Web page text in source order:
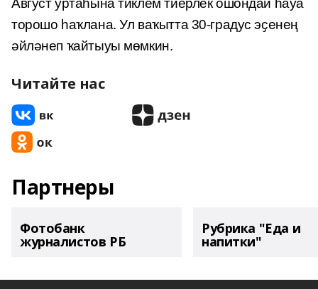
Август уртаһына тиклем тиерлек ошондай һауа
торошо һаҡлана. Ул ваҡытта 30-градус эҫенең
әйләнеп ҡайтыуы мөмкин.
Читайте нас
Партнеры
Фотобанк
журналистов РБ
Рубрика "Еда и
напитки"